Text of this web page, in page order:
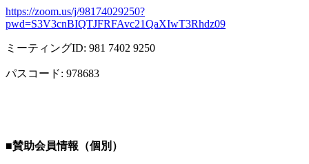
https://zoom.us/j/98174029250?
pwd=S3V3cnBIQTJFRFAvc21QaXIwT3Rhdz09
ミーティングID: 981 7402 9250
パスコード: 978683
■賛助会員情報（個別）